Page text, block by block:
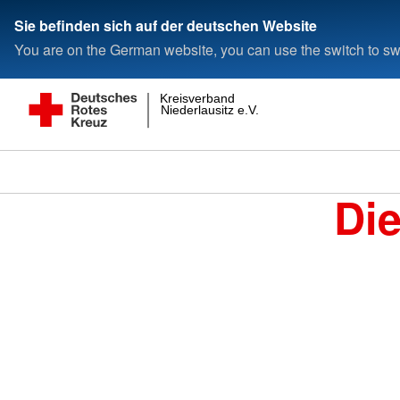
Sie befinden sich auf der deutschen Website
You are on the German website, you can use the switch to
Niederlausitz e.V.
Kreisverband